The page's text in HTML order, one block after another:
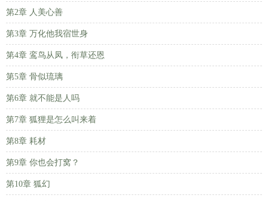
第2章 人美心善
第3章 万化他我宿世身
第4章 鸾鸟从凤，衔草还恩
第5章 骨似琉璃
第6章 就不能是人吗
第7章 狐狸是怎么叫来着
第8章 耗材
第9章 你也会打窝？
第10章 狐幻